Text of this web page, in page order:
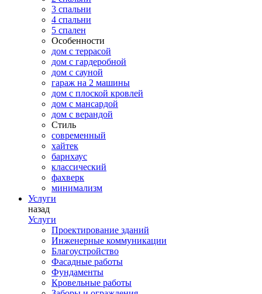
3 спальни
4 спальни
5 спален
Особенности
дом с террасой
дом с гардеробной
дом с сауной
гараж на 2 машины
дом с плоской кровлей
дом с мансардой
дом с верандой
Стиль
современный
хайтек
барнхаус
классический
фахверк
минимализм
Услуги
назад
Услуги
Проектирование зданий
Инженерные коммуникации
Благоустройство
Фасадные работы
Фундаменты
Кровельные работы